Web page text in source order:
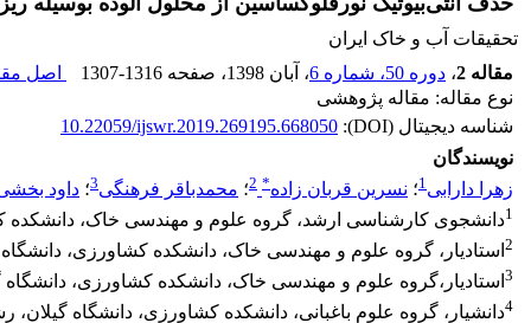
تحقیقات آب و خاک ایران
مقاله 2
، دوره 50، شماره 6 ، آبان 1398 ، صفحه 1307-1316
اصل
نوع مقاله: مقاله پژوهشی
شناسه دیجیتال (DOI):
10.22059/ijswr.2019.269195.668050
نویسندگان
زهرا دارابی1؛ نسرین قربان زاده*
2؛ محمدباقر فرهنگی3؛ داود
1دانشجوی کارشناسی ارشد، گروه علوم و مهندسی خاک، دانشکده
2 استادیار، گروه علوم و مهندسی خاک، دانشکده کشاورزی،
3 استادیار،گروه علوم و مهندسی خاک، دانشکده کشاورزی، دانشگاه
4دانشیار، گروه علوم باغبانی، دانشکده کشاورزی، دانشگاه گیلان،